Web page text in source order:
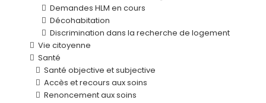
Demandes HLM en cours
Décohabitation
Discrimination dans la recherche de logement
Vie citoyenne
Santé
Santé objective et subjective
Accès et recours aux soins
Renoncement aux soins